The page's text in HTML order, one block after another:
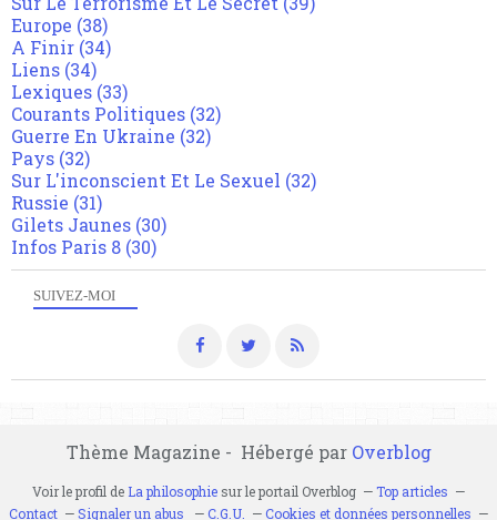
SUIVEZ-MOI
Europe (38)
A Finir (34)
Liens (34)
Lexiques (33)
Courants Politiques (32)
Guerre En Ukraine (32)
Pays (32)
Sur L'inconscient Et Le Sexuel (32)
Russie (31)
Gilets Jaunes (30)
Infos Paris 8 (30)
Thème Magazine - Hébergé par Overblog
Voir le profil de La philosophiesur le portail Overblog
Top articles
Contact
Signaler un abus C.G.U. Cookies et données personnelles